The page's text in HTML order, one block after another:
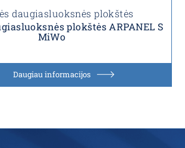
daugiasluoksnės plokštės
plokštės ARPANEL S
MiWo
Daugiau informacijos